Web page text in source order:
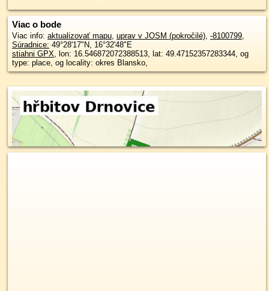
Viac o bode
Viac info: aktualizovať mapu, uprav v JOSM (pokročilé), -8100799,
Súradnice: 49°28'17"N, 16°32'48"E
stiahni GPX, lon: 16.546872072388513, lat: 49.47152357283344, og
type: place, og locality: okres Blansko,